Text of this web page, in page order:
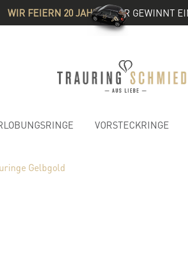
WIR FEIERN 20 JAHRE& IHR GEWINNT
VORSTECKRINGE
Gelbgold